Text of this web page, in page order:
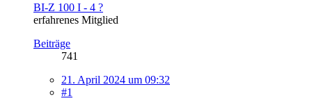
BI-Z 100 I - 4 ?
erfahrenes Mitglied
Beiträge
741
21. April 2024 um 09:32
#1